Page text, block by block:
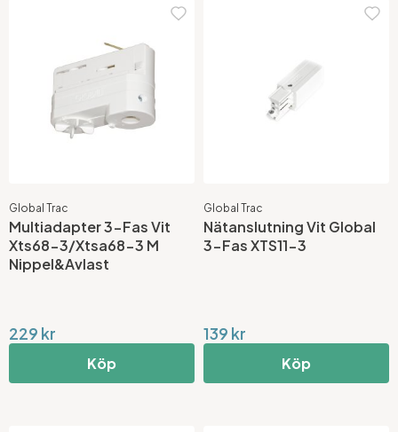
Global Trac
Multiadapter 3-Fas Vit
Xts68-3/Xtsa68-3 M
Nippel&Avlast
229 kr
Köp
Global Trac
Nätanslutning Vit Global
3-Fas XTS11-3
139 kr
Köp